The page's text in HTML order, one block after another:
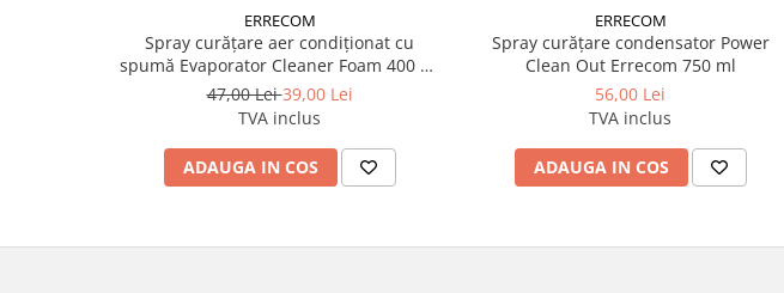
ERRECOM
Spray curățare aer condiționat cu
spumă Evaporator Cleaner Foam 400 ml
Errecom
47,00 Lei39,00 Lei
TVA inclus
ADAUGA IN COS
ERRECOM
Spray curățare condensator Power
Clean Out Errecom 750 ml
56,00 Lei
TVA inclus
ADAUGA IN COS